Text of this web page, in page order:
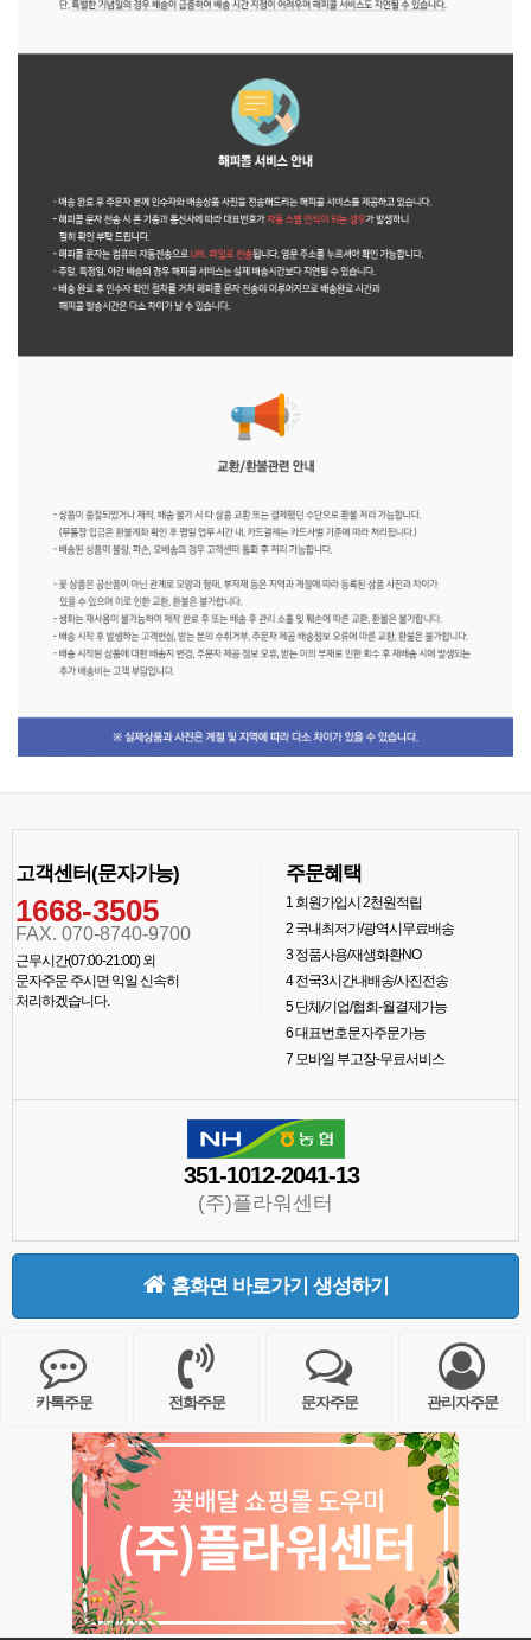
고객센터(문자가능)
1668-3505
FAX. 070-8740-9700
근무시간(07:00-21:00) 외
문자주문 주시면 익일 신속히
처리하겠습니다.
주문혜택
1회원가입시 2천원적립
2국내최저가/광역시무료배송
3정품사용/재생화환NO
4전국3시간내배송/사진전송
5단체/기업/협회-월결제가능
6대표번호문자주문가능
7모바일 부고장-무료서비스
351-1012-2041-13
(주)플라워센터
홈화면 바로가기 생성하기
카톡주문 전화주문 문자주문 관리자주문